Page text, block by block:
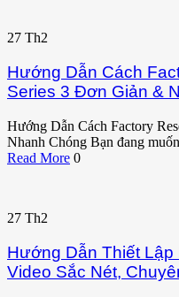
27 Th2
Hướng Dẫn Cách
Series 3 Đơn Giản &
Hướng Dẫn Cách Factory
Nhanh Chóng Bạn đang
Read More 0
27 Th2
Hướng Dẫn Thiết
Video Sắc Nét,